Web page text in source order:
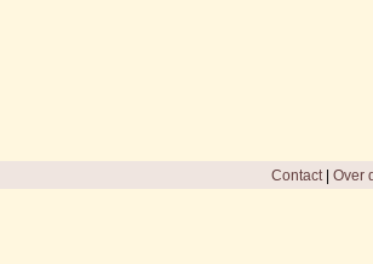
Contact| Over